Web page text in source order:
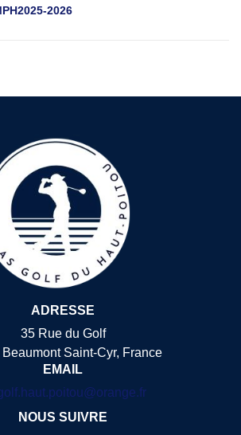
2026
ADRESSE
35 Rue du Golf
Saint-Cyr, France
EMAIL
NOUS SUIVRE